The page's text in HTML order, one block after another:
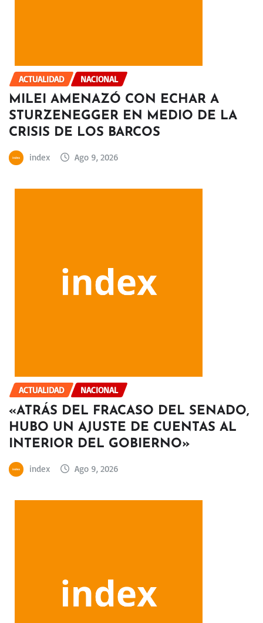
ACTUALIDAD NACIONAL
MILEI AMENAZÓ CON ECHAR A
STURZENEGGER EN MEDIO DE LA
CRISIS DE LOS BARCOS
index Ago 9, 2026
ACTUALIDAD NACIONAL
«ATRÁS DEL FRACASO DEL SENADO,
HUBO UN AJUSTE DE CUENTAS AL
INTERIOR DEL GOBIERNO»
index Ago 9, 2026